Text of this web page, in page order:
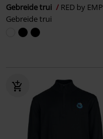
Gebreide trui
RED by EMP
Gebreide trui